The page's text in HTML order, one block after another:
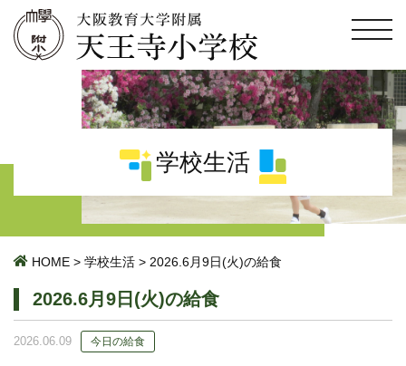
学校生活
HOME > 学校生活 > 2026.6月9日(火)の給食
2026.6月9日(火)の給食
2026.06.09 今日の給食